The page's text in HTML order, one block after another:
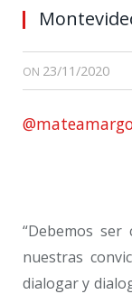
ON 23/11/2020
“Debemos
nuestras
dialogar y